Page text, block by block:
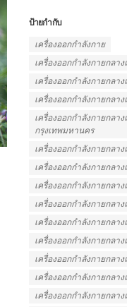
ป้ายกำกับ
เครื่องออกกำลังกาย
เครื่องออกกำลังกายกลาง
เครื่องออกกําลังกายกลาง
เครื่องออกกําลังกายกลา
เครื่องออกกําลังกายกลาง
กรุงเทพมหานคร
เครื่องออกกําลังกายกลา
เครื่องออกกําลังกายกลา
เครื่องออกกําลังกายกลา
เครื่องออกกําลังกายกลา
เครื่องออกกําลังกายกลาง
เครื่องออกกําลังกายกลา
เครื่องออกกําลังกายกลา
เครื่องออกกําลังกายกลา
เครื่องออกกําลังกายกลา